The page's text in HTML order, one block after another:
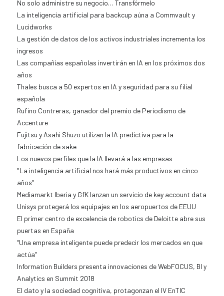
No solo administre su negocio… Transfórmelo
La inteligencia artificial para backcup aúna a Commvault y
Lucidworks
La gestión de datos de los activos industriales incrementa los
ingresos
Las compañías españolas invertirán en IA en los próximos dos
años
Thales busca a 50 expertos en IA y seguridad para su filial
española
Rufino Contreras, ganador del premio de Periodismo de
Accenture
Fujitsu y Asahi Shuzo utilizan la IA predictiva para la
fabricación de sake
Los nuevos perfiles que la IA llevará a las empresas
"La inteligencia artificial nos hará más productivos en cinco
años"
Mediamarkt Iberia y GfK lanzan un servicio de key account data
Unisys protegerá los equipajes en los aeropuertos de EEUU
El primer centro de excelencia de robotics de Deloitte abre sus
puertas en España
“Una empresa inteligente puede predecir los mercados en que
actúa”
Information Builders presenta innovaciones de WebFOCUS, BI y
Analytics en Summit 2018
El dato y la sociedad cognitiva, protagonzan el IV EnTIC